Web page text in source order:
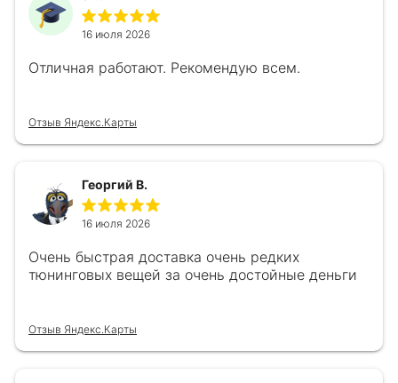
16 июля 2026
Отличная работают. Рекомендую всем.
Отзыв Яндекс.Карты
Георгий В.
16 июля 2026
Очень быстрая доставка очень редких
тюнинговых вещей за очень достойные деньги
Отзыв Яндекс.Карты